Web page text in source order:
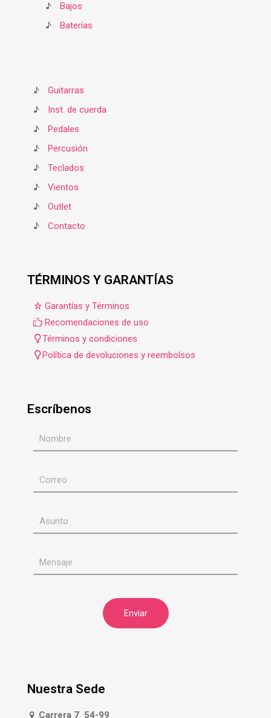
♪
Bajos
♪
Baterías
♪
Guitarras
♪
Inst. de cuerda
♪
Pedales
♪
Percusión
♪
Teclados
♪
Vientos
♪
Outlet
♪
Contacto
TÉRMINOS Y GARANTÍAS
Garantías y Términos
Recomendaciones de uso
Términos y condiciones
Política de devoluciones y reembolsos
Escríbenos
Nuestra Sede
Carrera 7 54-99